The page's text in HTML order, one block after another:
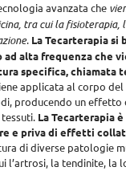
avanzata che
tra cui la fisioterapia,
. La Tecarterapia si
alta frequenza che
specifica, chiamata
applicata al corpo
producendo un effetto
La Tecarterapia
e priva di effetti
di diverse patologie
l’artrosi, la tendinite, la